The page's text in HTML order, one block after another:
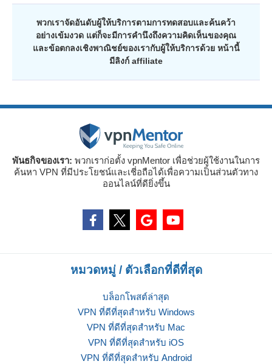
พวกเราจัดอันดับผู้ให้บริการตามการทดสอบและค้นคว้า
อย่างเข้มงวด แต่ก็จะมีการคำนึงถึงความคิดเห็นของคุณ
และข้อตกลงเชิงพาณิชย์ของเรากับผู้ให้บริการด้วย หน้านี้
มีลิงก์ affiliate
พันธกิจของเรา: พวกเราก่อตั้ง vpnMentor เพื่อช่วยผู้ใช้งานในการ
ค้นหา VPN ที่มีประโยชน์และเชี่อถือได้เพื่อความเป็นส่วนตัวทาง
ออนไลน์ที่ดียิ่งขึ้น
หมวดหมู่ / ตัวเลือกที่ดีที่สุด
บล็อกโพสต์ล่าสุด
VPN ที่ดีที่สุดสำหรับ Windows
VPN ที่ดีที่สุดสำหรับ Mac
VPN ที่ดีที่สุดสำหรับ iOS
VPN ที่ดีที่สุดสำหรับ Android